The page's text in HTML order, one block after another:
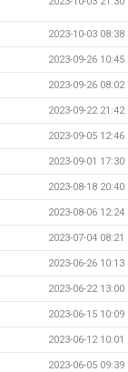
2023-10-03 08:38
2023-09-26 10:45
2023-09-26 08:02
2023-09-22 21:42
2023-09-05 12:46
2023-09-01 17:30
2023-08-18 20:40
2023-08-06 12:24
2023-07-04 08:21
2023-06-26 10:13
2023-06-22 13:00
2023-06-15 10:09
2023-06-12 10:01
2023-06-05 09:39